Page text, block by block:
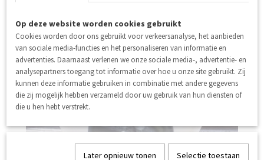
Op deze website worden cookies gebruikt
Cookies worden door ons gebruikt voor verkeersanalyse, het aanbieden
van sociale media-functies en het personaliseren van informatie en
advertenties. Daarnaast verlenen we onze sociale media-, advertentie- en
analysepartners toegang tot informatie over hoe u onze site gebruikt. Zij
kunnen deze informatie gebruiken in combinatie met andere gegevens
die zij mogelijk hebben verzameld door uw gebruik van hun diensten of
die u hen hebt verstrekt.
Later opnieuw tonen Selectie toestaan